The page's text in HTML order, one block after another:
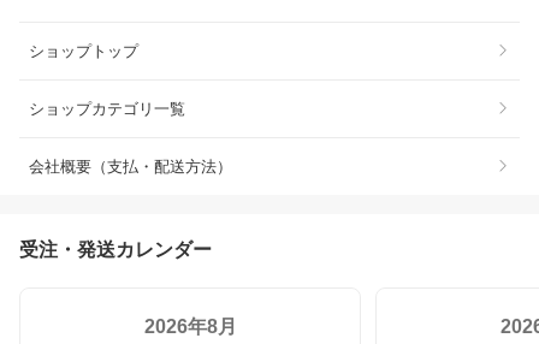
ショップトップ
ショップカテゴリ一覧
会社概要（支払・配送方法）
受注・発送カレンダー
2026年8月